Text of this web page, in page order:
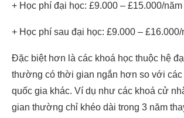
+ Học phí đại học: £9.000 – £15.000/năm
+ Học phí sau đại học: £9.000 – £16.000/
Đặc biệt hơn là các khoá học thuộc hệ
thường có thời gian ngắn hơn so với
quốc gia khác. Ví dụ như các khoá cử
gian thường chỉ khéo dài trong 3 năm